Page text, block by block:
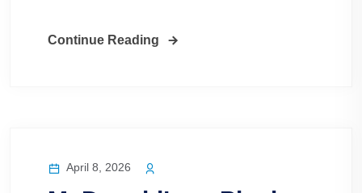
Continue Reading
April 8, 2026